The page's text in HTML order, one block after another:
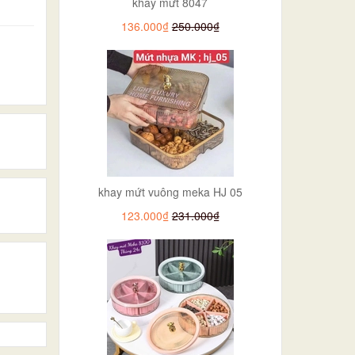
136.000₫ 250.000₫
khay mứt vuông meka HJ 05
123.000₫ 231.000₫